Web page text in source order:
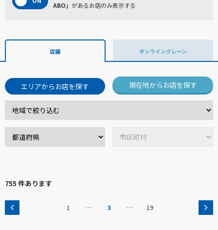
ABO」 があるお店のみ表示する
店舗 オンラインクレーン
エリアからお店を探す 現在地からお店を探す
755 件あります
1 … 3 … 19